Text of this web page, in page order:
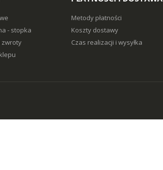
- stopka
zwroty
Metody płatności
Koszty dostawy
Czas realizacji i wysyłka